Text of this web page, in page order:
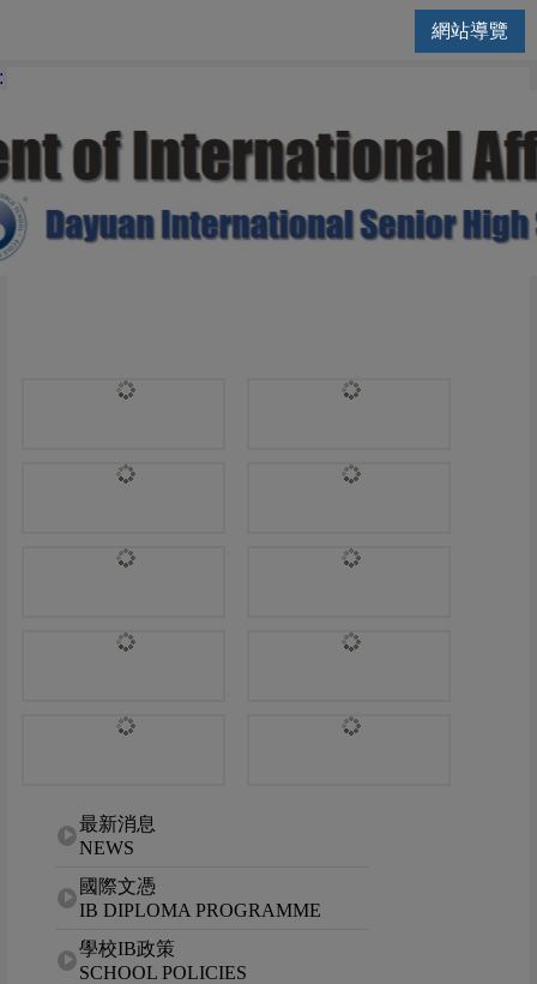
網站導覽
網站選單最新消息
NEWS
國際文憑
IB DIPLOMA PROGRAMME
學校IB政策
SCHOOL POLICIES